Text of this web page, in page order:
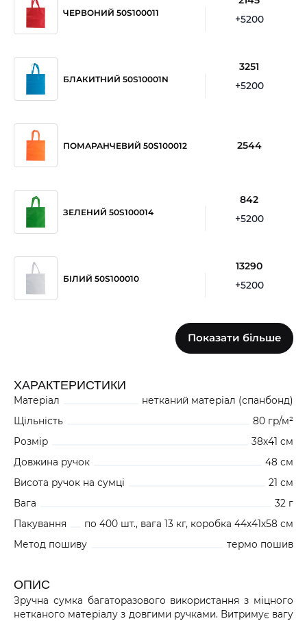
ЧЕРВОНИЙ 50S100011
+5200
БЛАКИТНИЙ 50S10001N
3251
+5200
ПОМАРАНЧЕВИЙ 50S100012 2544
ЗЕЛЕНИЙ 50S100014
842
+5200
БІЛИЙ 50S100010
13290
+5200
0
+15200
3106
+4800
ЖОВТИЙ 50S100013
СІРИЙ 50S10001H
+5200
КОРИЧНЕВИЙ 50S10001B 2329
Показати більше
ХАРАКТЕРИСТИКИ
Матеріал
нетканий матеріал (спанбонд)
Щільність
80 гр/м²
Розмір
38x41 cм
Довжина ручок
48 см
Висота ручок на сумці
21 см
Вага
32 г
Пакування
по 400 шт., вага 13 кг, коробка 44х41х58 см
Метод пошиву
термо пошив
ОПИС
Зручна сумка багаторазового використання з міцного
нетканого матеріалу з довгими ручками. Витримує вагу